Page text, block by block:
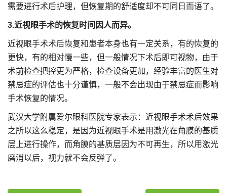
需要进行术后护理，但恢复期的舒适度却不可同日而语了。
3.近视眼手术的恢复时间因人而异。
近视眼手术术后恢复和患者本身也有一定关系，有的恢复的
更快，有的相对慢一些，但一般情况下术后即可视物，由于
术前检查把控更为严格，检查设备更加，经验丰富的医生对
禁忌症的评估也十分谨慎，一般不会出现由于禁忌症而影响
手术恢复的情况。
武汉大学附属爱尔眼科医院专家表示：近视眼手术术后效果
之所以这么稳定，是因为近视眼手术是用激光在角膜的基质
层上进行操作，而角膜的基质层因为不可再生，所以用激光
磨消以后，视力就不会反弹了。